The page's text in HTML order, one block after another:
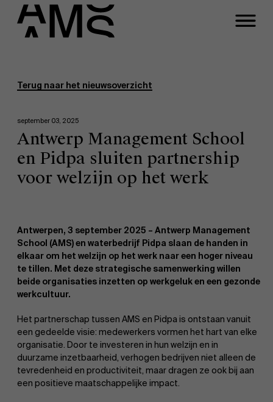
Part-time programma's
Programma's op maat
Faculty
EN
Terug naar het nieuwsoverzicht
september 03, 2025
Antwerp Management School
en Pidpa sluiten partnership
voor welzijn op het werk
Antwerpen, 3 september 2025 – Antwerp Management
School (AMS) en waterbedrijf Pidpa slaan de handen in
elkaar om het welzijn op het werk naar een hoger niveau
te tillen. Met deze strategische samenwerking willen
beide organisaties inzetten op werkgeluk en een gezonde
werkcultuur.
Het partnerschap tussen AMS en Pidpa is ontstaan vanuit
een gedeelde visie: medewerkers vormen het hart van elke
organisatie. Door te investeren in hun welzijn en in
duurzame inzetbaarheid, verhogen bedrijven niet alleen de
tevredenheid en productiviteit, maar dragen ze ook bij aan
een positieve maatschappelijke impact.